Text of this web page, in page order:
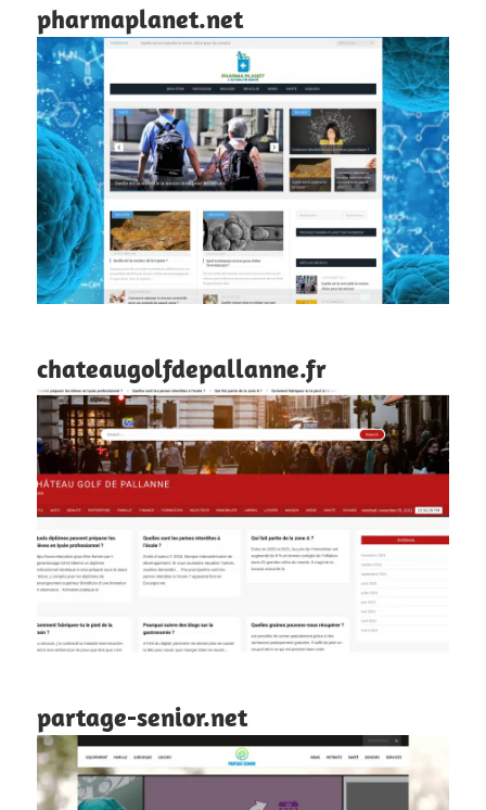
pharmaplanet.net
chateaugolfdepallanne.fr
partage-senior.net